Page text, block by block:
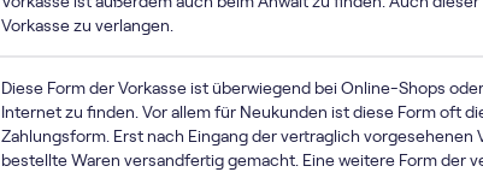
Vorkasse zu verlangen.
Diese Form der Vorkasse ist überwiegend bei Online-Shops
Internet zu finden. Vor allem für Neukunden ist diese Form oft
Zahlungsform. Erst nach Eingang der vertraglich vorgesehenen
bestellte Waren versandfertig gemacht. Eine weitere Form der